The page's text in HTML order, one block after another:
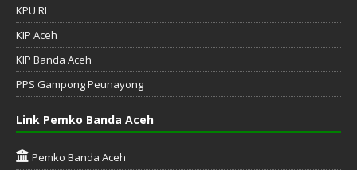
KPU RI
KIP Aceh
KIP Banda Aceh
PPS Gampong Peunayong
Link Pemko Banda Aceh
Pemko Banda Aceh